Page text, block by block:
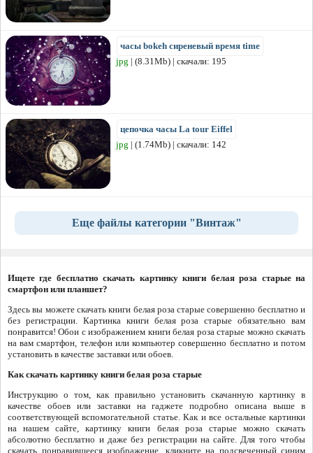
часы bokeh сиреневый время time
jpg | (8.31Mb) | скачали: 195
цепочка часы La tour Eiffel
jpg | (1.74Mb) | скачали: 142
Еще файлы категории "Винтаж"
Ищете где бесплатно скачать картинку книги белая роза старые на
смартфон или планшет?
Здесь вы можете скачать книги белая роза старые совершенно бесплатно и
без регистрации. Картинка книги белая роза старые обязательно вам
понравится! Обои с изображением книги белая роза старые можно скачать
на вам смартфон, телефон или компьютер совершенно бесплатно и потом
установить в качестве заставки или обоев.
Как скачать картинку книги белая роза старые
Инструкцию о том, как правильно установить скачанную картинку в
качестве обоев или заставки на гаджете подробно описана выше в
соответствующей вспомогательной статье. Как и все остальные картинки
на нашем сайте, картинку книги белая роза старые можно скачать
абсолютно бесплатно и даже без регистрации на сайте. Для того чтобы
скачать понравившееся изображение, кликните на подсвеченный синим